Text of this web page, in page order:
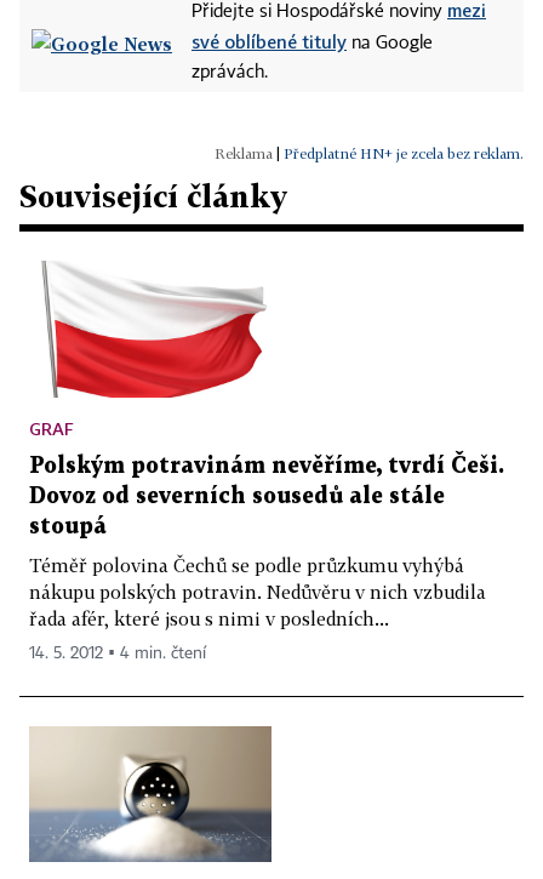
Přidejte si Hospodářské noviny mezi
své oblíbené tituly na Google
zprávách.
Předplatné HN+ je zcela bez reklam.
Související články
GRAF
Polským potravinám nevěříme, tvrdí Češi.
Dovoz od severních sousedů ale stále
stoupá
Téměř polovina Čechů se podle průzkumu vyhýbá
nákupu polských potravin. Nedůvěru v nich vzbudila
řada afér, které jsou s nimi v posledních...
14. 5. 2012 ▪ 4 min. čtení